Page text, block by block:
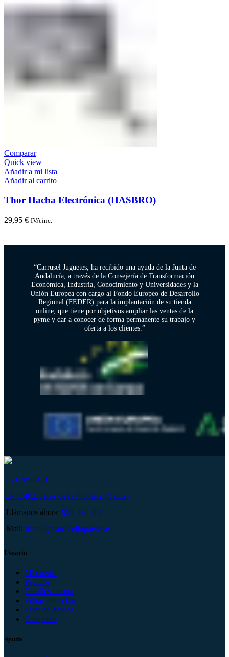
Comparar
Quick view
Añadir a mi lista
Añadir al carrito
Thor Hacha Electrónica (HASBRO)
29,95 € IVA inc.
“Carrusel Juguetes, ha recibido una ayuda de la Junta de
Andalucía, a través de la Consejería de Transformación
Económica, Industria, Conocimiento y Universidades y la
Unión Europea con cargo al Fondo Europeo de Desarrollo
Regional (FEDER) para la implantación de su tienda
online, que tiene por objetivos ampliar las ventas de la
pyme y dar a conocer de forma permanente su trabajo y
oferta a los clientes.”
C/ Castilla, 1
CP 11402, Jerez de la Frontera (Cádiz)
Llámanos ahora: 956 320 284
Mail: tienda@carruseljuguetes.es
Usuario
Mi cuenta
Pedidos
Detalles cuenta
Editar dirección
Lista de deseos
Comparar
Ayuda